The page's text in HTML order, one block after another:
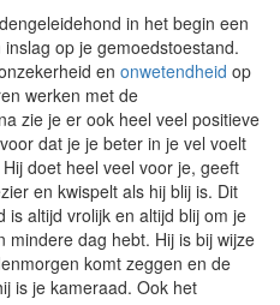
in het begin een
op je gemoedstoestand.
en onwetendheid op
werken met de
zie je er ook heel veel positieve
dat je je beter in je vel voelt
doet heel veel voor je, geeft
en kwispelt als hij blij is. Dit
is altijd vrolijk en altijd blij om je
mindere dag hebt. Hij is bij wijze
komt zeggen en de
is je kameraad. Ook het